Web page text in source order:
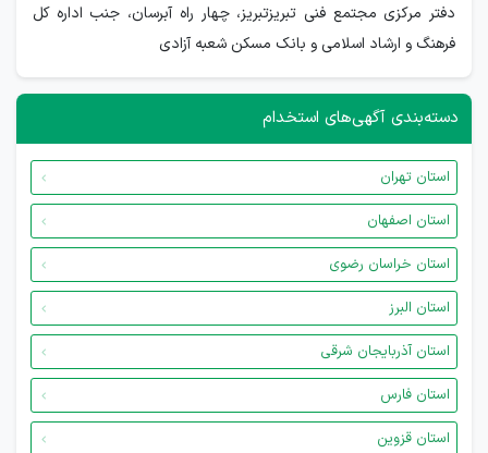
دفتر مرکزی مجتمع فنی تبریزتبریز، چهار راه آبرسان، جنب اداره کل
فرهنگ و ارشاد اسلامی و بانک مسکن شعبه آزادی
دسته‌بندی آگهی‌های استخدام
استان تهران
استان اصفهان
استان خراسان رضوی
استان البرز
استان آذربایجان شرقی
استان فارس
استان قزوین